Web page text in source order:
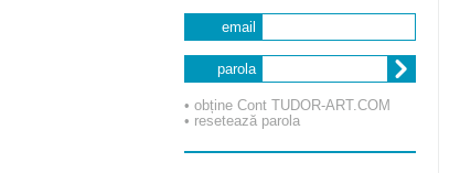
email
parola
• obține Cont TUDOR‑ART.COM
• resetează parola